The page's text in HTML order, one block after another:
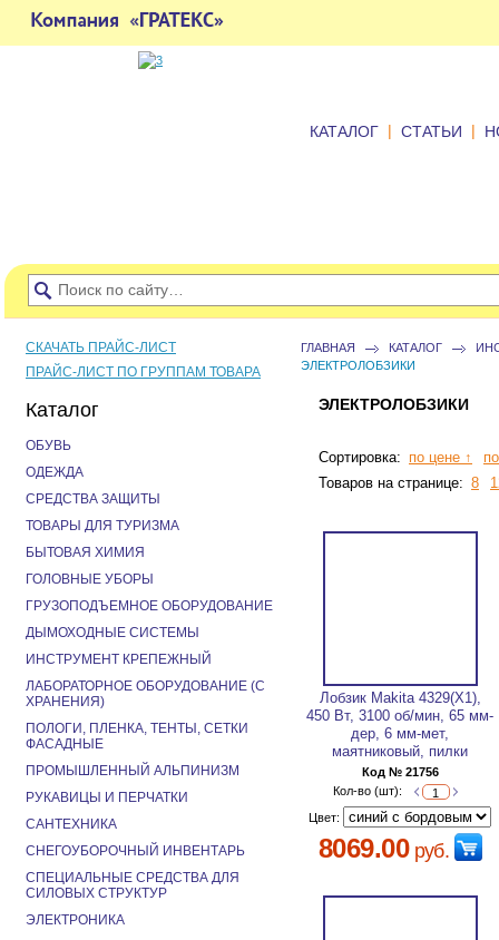
КАТАЛОГ | СТАТЬИ |
ГЛАВНАЯ КАТАЛОГ
ЭЛЕКТРОЛОБЗИКИ
ЭЛЕКТРОЛОБЗИКИ
Сортировка: по цене ↑
Товаров на странице: 8
Лобзик Makita 4329(Х1),
450 Вт, 3100 об/мин, 65 мм-
дер, 6 мм-мет,
маятниковый, пилки
Код № 21756
Кол-во (шт):
Цвет:
8069.00руб.
СКАЧАТЬ ПРАЙС-ЛИСТ
ПРАЙС-ЛИСТ ПО ГРУППАМ ТОВАРА
Каталог
ОБУВЬ
ОДЕЖДА
СРЕДСТВА ЗАЩИТЫ
ТОВАРЫ ДЛЯ ТУРИЗМА
БЫТОВАЯ ХИМИЯ
ГОЛОВНЫЕ УБОРЫ
ГРУЗОПОДЪЕМНОЕ ОБОРУДОВАНИЕ
ДЫМОХОДНЫЕ СИСТЕМЫ
ИНСТРУМЕНТ КРЕПЕЖНЫЙ
ЛАБОРАТОРНОЕ ОБОРУДОВАНИЕ (С
ХРАНЕНИЯ)
ПОЛОГИ, ПЛЕНКА, ТЕНТЫ, СЕТКИ
ФАСАДНЫЕ
ПРОМЫШЛЕННЫЙ АЛЬПИНИЗМ
РУКАВИЦЫ И ПЕРЧАТКИ
САНТЕХНИКА
СНЕГОУБОРОЧНЫЙ ИНВЕНТАРЬ
СПЕЦИАЛЬНЫЕ СРЕДСТВА ДЛЯ
СИЛОВЫХ СТРУКТУР
ЭЛЕКТРОНИКА